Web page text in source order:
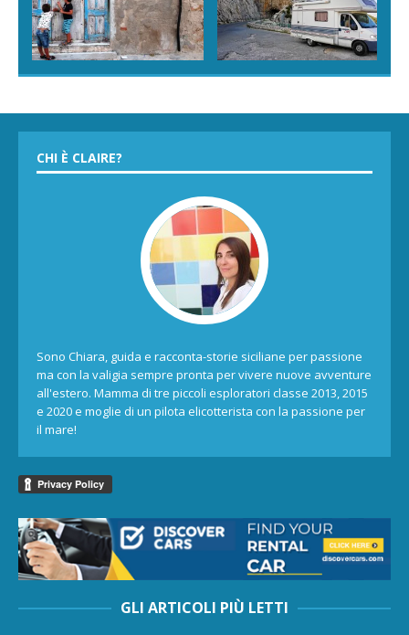
CHI È CLAIRE?
Sono Chiara, guida e racconta-storie siciliane per passione
ma con la valigia sempre pronta per vivere nuove avventure
all'estero. Mamma di tre piccoli esploratori classe 2013, 2015
e 2020 e moglie di un pilota elicotterista con la passione per
il mare!
GLI ARTICOLI PIÙ LETTI